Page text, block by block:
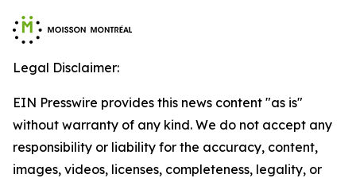
Legal Disclaimer:
EIN Presswire provides this news content "as is"
without warranty of any kind. We do not accept any
responsibility or liability for the accuracy, content,
images, videos, licenses, completeness, legality, or